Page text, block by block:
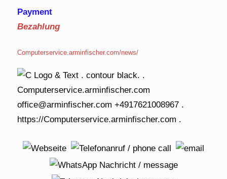
Payment
Bezahlung
Computerservice.arminfischer.com/news/